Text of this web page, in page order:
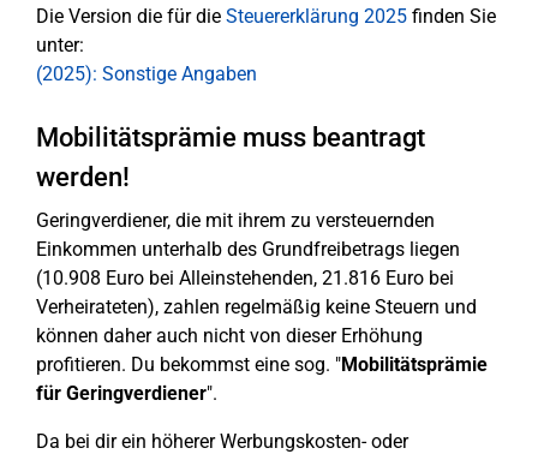
Die Version die für die Steuererklärung 2025 finden Sie
unter:
(2025): Sonstige Angaben
Mobilitätsprämie muss beantragt
werden!
Geringverdiener, die mit ihrem zu versteuernden
Einkommen unterhalb des Grundfreibetrags liegen
(10.908 Euro bei Alleinstehenden, 21.816 Euro bei
Verheirateten), zahlen regelmäßig keine Steuern und
können daher auch nicht von dieser Erhöhung
profitieren. Du bekommst eine sog. "Mobilitätsprämie
für Geringverdiener".
Da bei dir ein höherer Werbungskosten- oder